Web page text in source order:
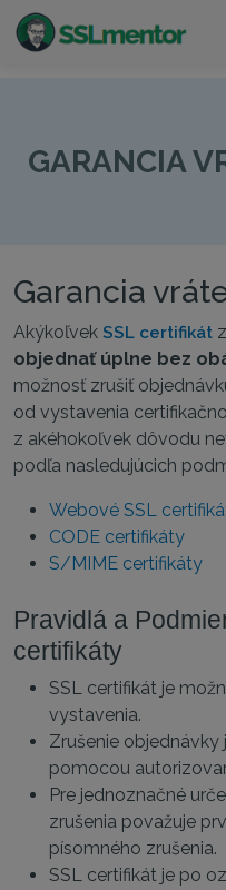
internetové projekty.
GARANCIA
Garancia
Akýkoľvek SSL certifikát
objednať úplne bez
možnosť zrušiť
od vystavenia
z akéhokoľvek dôvodu
podľa nasledujúcich
Webové SSL
CODE certifikáty
S/MIME certifikáty
Pravidlá a
certifikáty
SSL certifikát je
vystavenia.
Zrušenie
pomocou
Pre jednoznačné
zrušenia považuje
písomného zrušenia.
SSL certifikát je po